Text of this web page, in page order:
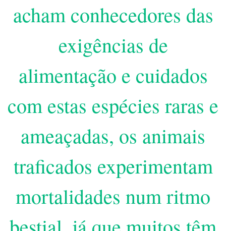
acham conhecedores das
exigências de
alimentação e cuidados
com estas espécies raras e
ameaçadas, os animais
traficados experimentam
mortalidades num ritmo